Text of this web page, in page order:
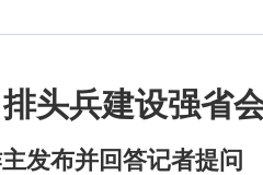
头兵建设强省
发布并回答记者提问